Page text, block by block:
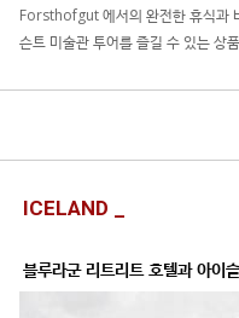
Forsthofgut 에서의 완전한 휴식과
슨트 미술관 투어를 즐길 수 있는 상품
ICELAND _
블루라군 리트리트 호텔과 아이